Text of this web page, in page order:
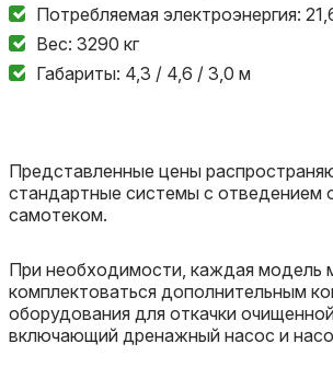
Потребляемая электроэнергия:
Вес: 3290 кг
Габариты: 4,3 / 4,6 / 3,0 м
Представленные цены
стандартные системы с отведением
самотеком.
При необходимости, каждая модель
комплектоваться дополнительным
оборудования для откачки
включающий дренажный насос и